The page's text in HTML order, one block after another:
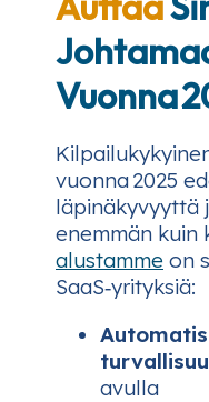
Vuonna
vuonna 2025
läpinäkyvyyttä
enemmän kuin
alustamme on
SaaS‑yrityksiä:
avulla